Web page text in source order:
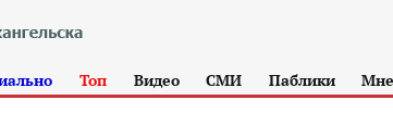
Топ Видео СМИ Паблики